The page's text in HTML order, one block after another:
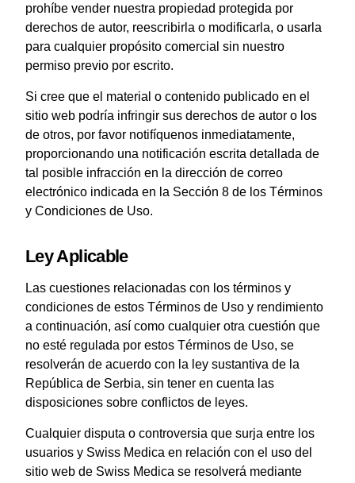
prohíbe vender nuestra propiedad protegida por
derechos de autor, reescribirla o modificarla, o usarla
para cualquier propósito comercial sin nuestro
permiso previo por escrito.
Si cree que el material o contenido publicado en el
sitio web podría infringir sus derechos de autor o los
de otros, por favor notifíquenos inmediatamente,
proporcionando una notificación escrita detallada de
tal posible infracción en la dirección de correo
electrónico indicada en la Sección 8 de los Términos
y Condiciones de Uso.
Ley Aplicable
Las cuestiones relacionadas con los términos y
condiciones de estos Términos de Uso y rendimiento
a continuación, así como cualquier otra cuestión que
no esté regulada por estos Términos de Uso, se
resolverán de acuerdo con la ley sustantiva de la
República de Serbia, sin tener en cuenta las
disposiciones sobre conflictos de leyes.
Cualquier disputa o controversia que surja entre los
usuarios y Swiss Medica en relación con el uso del
sitio web de Swiss Medica se resolverá mediante